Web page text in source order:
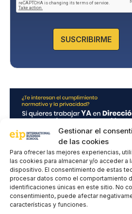
Gestionar el
de las cookies
Para ofrecer las mejores experiencias,
las cookies para almacenar y/o acceder a
dispositivo. El consentimiento de estas
procesar datos como el comportamiento
identificaciones únicas en este sitio. No
consentimiento, puede afectar
características y funciones.
c
a
d
*
SUSCRIBIRME
Deja un comentario